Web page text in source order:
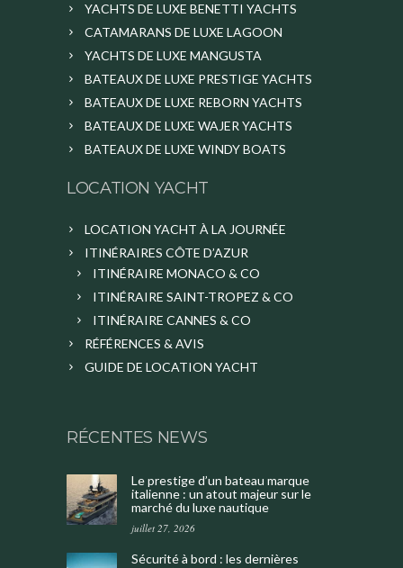
YACHTS DE LUXE BENETTI YACHTS
CATAMARANS DE LUXE LAGOON
YACHTS DE LUXE MANGUSTA
BATEAUX DE LUXE PRESTIGE YACHTS
BATEAUX DE LUXE REBORN YACHTS
BATEAUX DE LUXE WAJER YACHTS
BATEAUX DE LUXE WINDY BOATS
LOCATION YACHT
LOCATION YACHT À LA JOURNÉE
ITINÉRAIRES CÔTE D’AZUR
ITINÉRAIRE MONACO & CO
ITINÉRAIRE SAINT-TROPEZ & CO
ITINÉRAIRE CANNES & CO
RÉFÉRENCES & AVIS
GUIDE DE LOCATION YACHT
RÉCENTES NEWS
Le prestige d’un bateau marque
italienne : un atout majeur sur le
marché du luxe nautique
juillet 27, 2026
Sécurité à bord : les dernières